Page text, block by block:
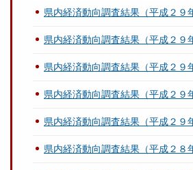
県内経済動向調査結果（平成２９
県内経済動向調査結果（平成２９
県内経済動向調査結果（平成２９
県内経済動向調査結果（平成２９
県内経済動向調査結果（平成２９
県内経済動向調査結果（平成２８